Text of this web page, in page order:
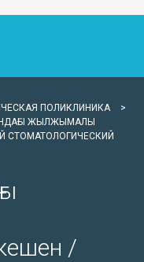
ПОЛИКЛИНИКА
>
ЖЫЛЖЫМАЛЫ
СТОМАТОЛОГИЧЕСКИЙ
/